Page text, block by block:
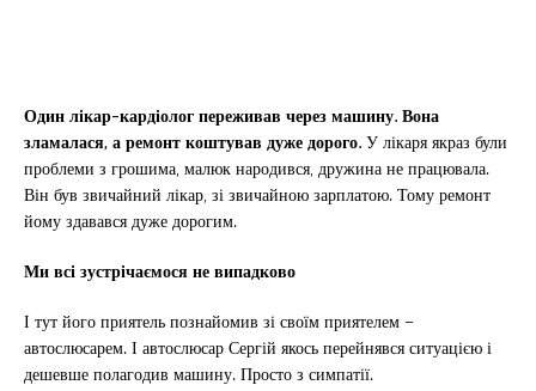
Один лікар-кардіолог переживав через машину.Вона
зламалася, а ремонт коштував дуже дорого.У лікаря якраз були
проблеми з грошима, малюк народився, дружина не працювала.
Він був звичайний лікар, зі звичайною зарплатою. Тому ремонт
йому здавався дуже дорогим.
Ми всі зустрічаємося не випадково
І тут його приятель познайомив зі своїм приятелем –
автослюсарем. І автослюсар Сергій якось перейнявся ситуацією і
дешевше полагодив машину. Просто з симпатії.